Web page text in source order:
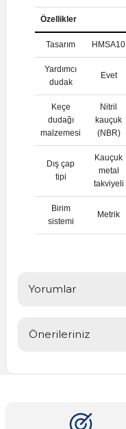
Özellikler
Tasarım HMSA10
Yardımcı
dudak
Evet
Keçe
dudağı
malzemesi
Nitril
kauçuk
(NBR)
Dış çap
tipi
Kauçuk
metal
takviyeli
Birim
sistemi
Metrik
Yorumlar
Önerileriniz
Görüş ve önerileriniz